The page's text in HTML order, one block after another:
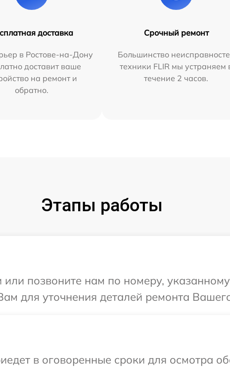
доставка
в Ростове-на-Дону
доставит ваше
на ремонт и
обратно.
Срочный ремонт
Большинство
техники FLIR мы устраняем
течение 2 часов.
Этапы работы
позвоните нам по номеру,
для уточнения деталей ремонта
в оговоренные сроки для осмотра